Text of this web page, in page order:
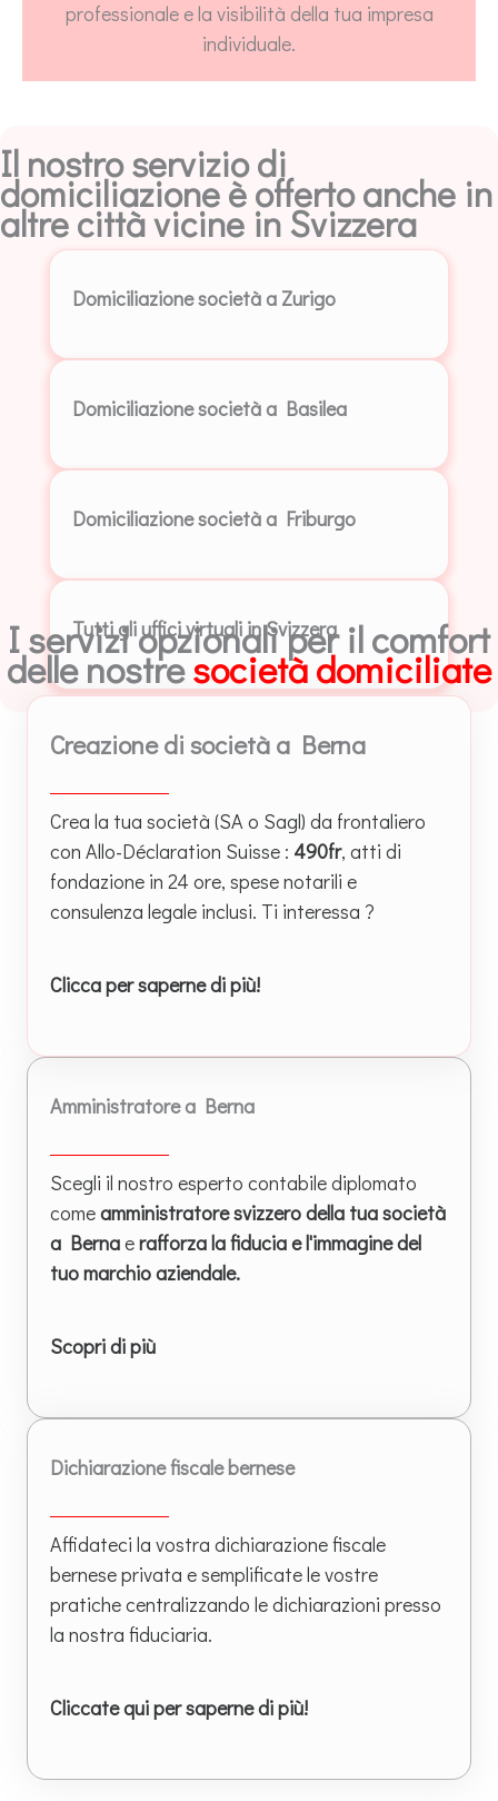
professionale e la visibilità della tua impresa
individuale.
Il nostro servizio di
domiciliazione è offerto anche in
altre città vicine in Svizzera
Domiciliazione società a Zurigo
Domiciliazione società a Basilea
Domiciliazione società a Friburgo
Tutti gli uffici virtuali in Svizzera
I servizi opzionali per il comfort
delle nostresocietà domiciliate
Creazione di società a Berna
Crea la tua società (SA o Sagl) da frontaliero
con Allo-Déclaration Suisse : 490fr, atti di
fondazione in 24 ore, spese notarili e
consulenza legale inclusi. Ti interessa ?
Clicca per saperne di più!
Amministratore a Berna
Scegli il nostro esperto contabile diplomato
comeamministratore svizzero della tua società
a Bernaerafforza la fiducia e l'immagine del
tuo marchio aziendale.
Scopri di più
Dichiarazione fiscale bernese
Affidateci la vostra dichiarazione fiscale
bernese privata e semplificate le vostre
pratiche centralizzando le dichiarazioni presso
la nostra fiduciaria.
Cliccate qui per saperne di più!